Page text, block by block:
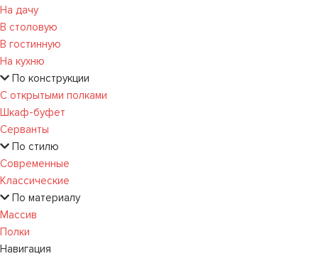
На дачу
В столовую
В гостинную
На кухню
По конструкции
С открытыми полками
Шкаф-буфет
Серванты
По стилю
Современные
Классические
По материалу
Массив
Полки
Навигация